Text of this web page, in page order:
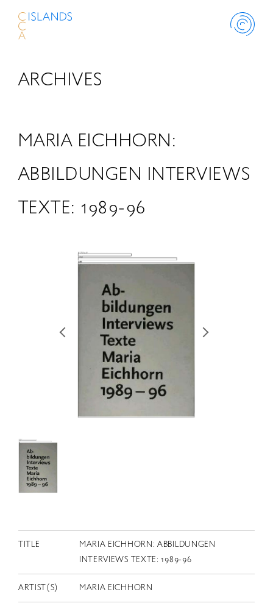
ABOUT
LIBRARY
出演者
スカラシップ受賞者
ARCHIVES
MARIA EICHHORN:
ABBILDUNGEN INTERVIEWS
TEXTE: 1989-96
TITLE
MARIA EICHHORN: ABBILDUNGEN
INTERVIEWS TEXTE: 1989-96
ARTIST(S) MARIA EICHHORN